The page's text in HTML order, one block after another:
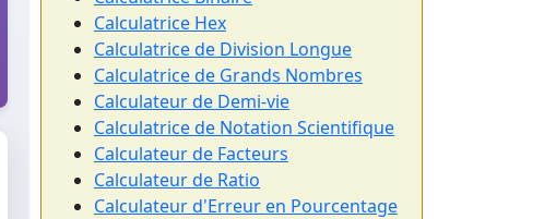
Calculatrice Hex
Calculatrice de Division Longue
Calculatrice de Grands Nombres
Calculateur de Demi-vie
Calculatrice de Notation Scientifique
Calculateur de Facteurs
Calculateur de Ratio
Calculateur d'Erreur en Pourcentage